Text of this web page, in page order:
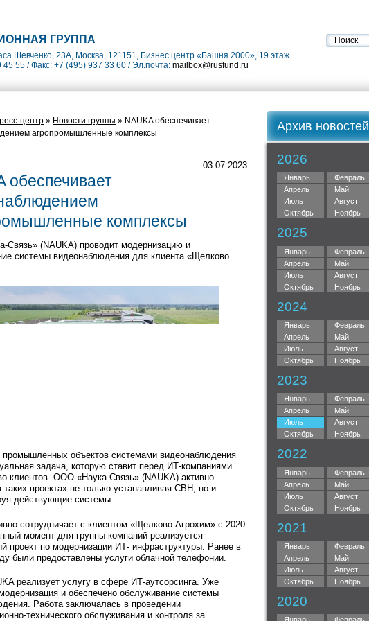
ГРУППА
Шевченко, 23А, Москва, 121151, Бизнес центр «Башня 2000», 19 этаж
45 55 / Факс: +7 (495) 937 33 60 / Эл.почта: mailbox@rusfund.ru
Архив новостей
2026
Январь Февраль
Апрель
Май
Июль
Август
Октябрь
Ноябрь
2025
Январь Февраль
Апрель
Май
Июль
Август
Октябрь
Ноябрь
2024
Январь Февраль
Апрель
Май
Июль
Август
Октябрь
Ноябрь
2023
Январь Февраль
Апрель
Май
Июль
Август
Октябрь
Ноябрь
2022
Январь Февраль
Апрель
Май
Июль
Август
Октябрь
Ноябрь
2021
Январь Февраль
Апрель
Май
Июль
Август
Октябрь
Ноябрь
2020
центр » Новости группы » NAUKA обеспечивает
агропромышленные комплексы
03.07.2023
обеспечивает
комплексы
Связь» (NAUKA) проводит модернизацию и
системы видеонаблюдения для клиента «Щелково
объектов системами видеонаблюдения
задача, которую ставит перед ИТ-компаниями
клиентов. ООО «Наука-Связь» (NAUKA) активно
таких проектах не только устанавливая СВН, но и
действующие системы.
сотрудничает с клиентом «Щелково Агрохим» с 2020
момент для группы компаний реализуется
проект по модернизации ИТ- инфраструктуры. Ранее в
были предоставлены услуги облачной телефонии.
реализует услугу в сфере ИТ-аутсорсинга. Уже
и обеспечено обслуживание системы
Работа заключалась в проведении
технического обслуживания и контроля за